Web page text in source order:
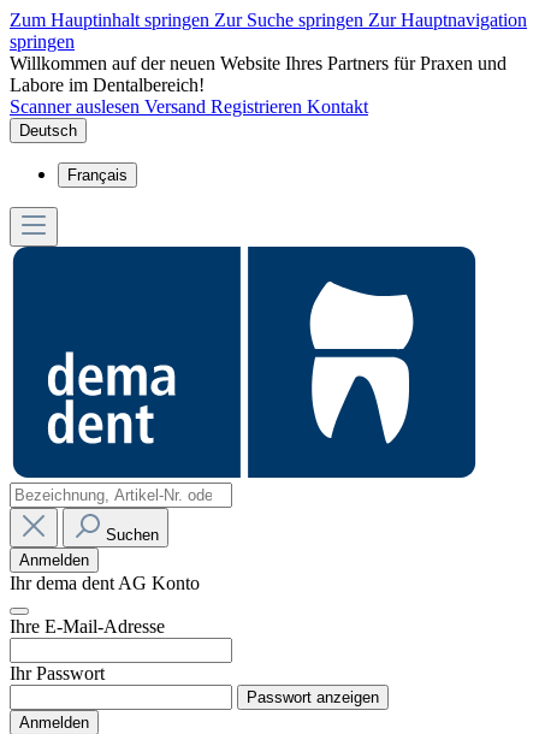
Zum Hauptinhalt springen Zur Suche springen Zur Hauptnavigation
springen
Willkommen auf der neuen Website Ihres Partners für Praxen und
Labore im Dentalbereich!
Scanner auslesen Versand Registrieren Kontakt
Deutsch
Français
Suchen
Anmelden
Ihr dema dent AG Konto
Ihre E-Mail-Adresse
Ihr Passwort
Passwort anzeigen
Anmelden